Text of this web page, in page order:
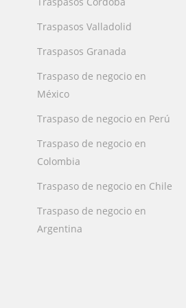
Traspasos Valladolid
Traspasos Granada
Traspaso de negocio en
México
Traspaso de negocio en Perú
Traspaso de negocio en
Colombia
Traspaso de negocio en Chile
Traspaso de negocio en
Argentina